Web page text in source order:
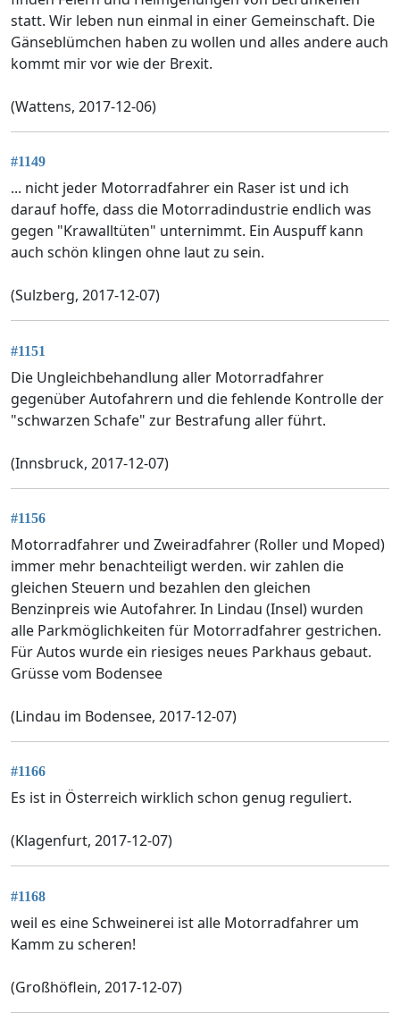
statt. Wir leben nun einmal in einer Gemeinschaft. Die
Gänseblümchen haben zu wollen und alles andere auch
kommt mir vor wie der Brexit.
(Wattens, 2017-12-06)
#1149
... nicht jeder Motorradfahrer ein Raser ist und ich
darauf hoffe, dass die Motorradindustrie endlich was
gegen "Krawalltüten" unternimmt. Ein Auspuff kann
auch schön klingen ohne laut zu sein.
(Sulzberg, 2017-12-07)
#1151
Die Ungleichbehandlung aller Motorradfahrer
gegenüber Autofahrern und die fehlende Kontrolle der
"schwarzen Schafe" zur Bestrafung aller führt.
(Innsbruck, 2017-12-07)
#1156
Motorradfahrer und Zweiradfahrer (Roller und Moped)
immer mehr benachteiligt werden. wir zahlen die
gleichen Steuern und bezahlen den gleichen
Benzinpreis wie Autofahrer. In Lindau (Insel) wurden
alle Parkmöglichkeiten für Motorradfahrer gestrichen.
Für Autos wurde ein riesiges neues Parkhaus gebaut.
Grüsse vom Bodensee
(Lindau im Bodensee, 2017-12-07)
#1166
Es ist in Österreich wirklich schon genug reguliert.
(Klagenfurt, 2017-12-07)
#1168
weil es eine Schweinerei ist alle Motorradfahrer um
Kamm zu scheren!
(Großhöflein, 2017-12-07)